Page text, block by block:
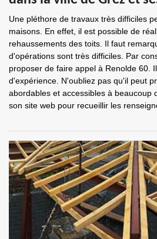
Une pléthore de travaux très difficiles
maisons. En effet, il est possible de
rehaussements des toits. Il faut
d'opérations sont très difficiles. Par
proposer de faire appel à Renolde 60.
d'expérience. N'oubliez pas qu'il peut
abordables et accessibles à beaucoup
son site web pour recueillir les